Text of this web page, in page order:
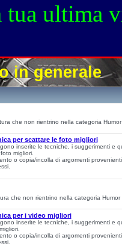
tua ultima
in generale
che non rientrino nella categoria Humor
per scattare le foto migliori
inserite le tecniche, i suggerimenti e
migliori.
o copia/incolla di argomenti
che non rientrino nella categoria Humor
per i video migliori
inserite le tecniche, i suggerimenti e
o copia/incolla di argomenti